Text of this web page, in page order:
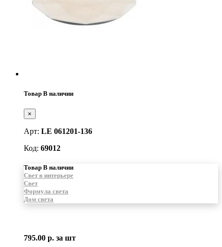
Товар В наличии
×
Арт: LE 061201-136
Код: 69012
Товар В наличии
Свет в интерьере
Свет
Формула света
Дом света
795.00 р. за шт